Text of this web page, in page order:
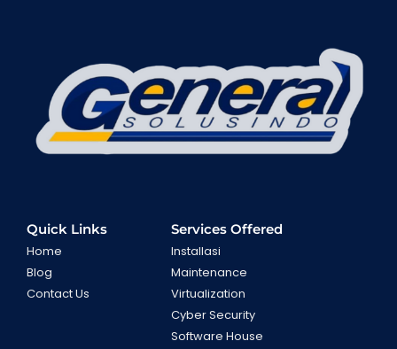
Quick Links
Home
Blog
Contact Us
Services Offered
Installasi
Maintenance
Virtualization
Cyber Security
Software House